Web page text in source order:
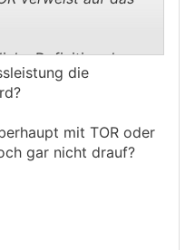
ist.
die dem
sind, 15% der
des IFB
der IFB oder der
genommen
gleichzeitig. Auch
Definition des
gibt es in AUT nicht.
die
mit TOR oder
gar nicht drauf?